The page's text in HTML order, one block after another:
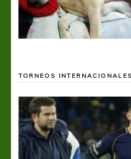
TORNEOS INTERNACIONALES